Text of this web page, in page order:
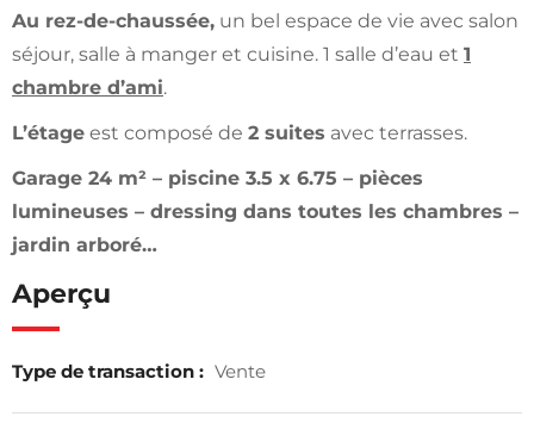
Au rez-de-chaussée, un bel espace de vie avec salon
séjour, salle à manger et cuisine. 1 salle d’eau et 1
chambre d’ami.
L’étage est composé de 2 suites avec terrasses.
Garage 24 m² – piscine 3.5 x 6.75 – pièces
lumineuses – dressing dans toutes les chambres –
jardin arboré…
Aperçu
Type de transaction : Vente